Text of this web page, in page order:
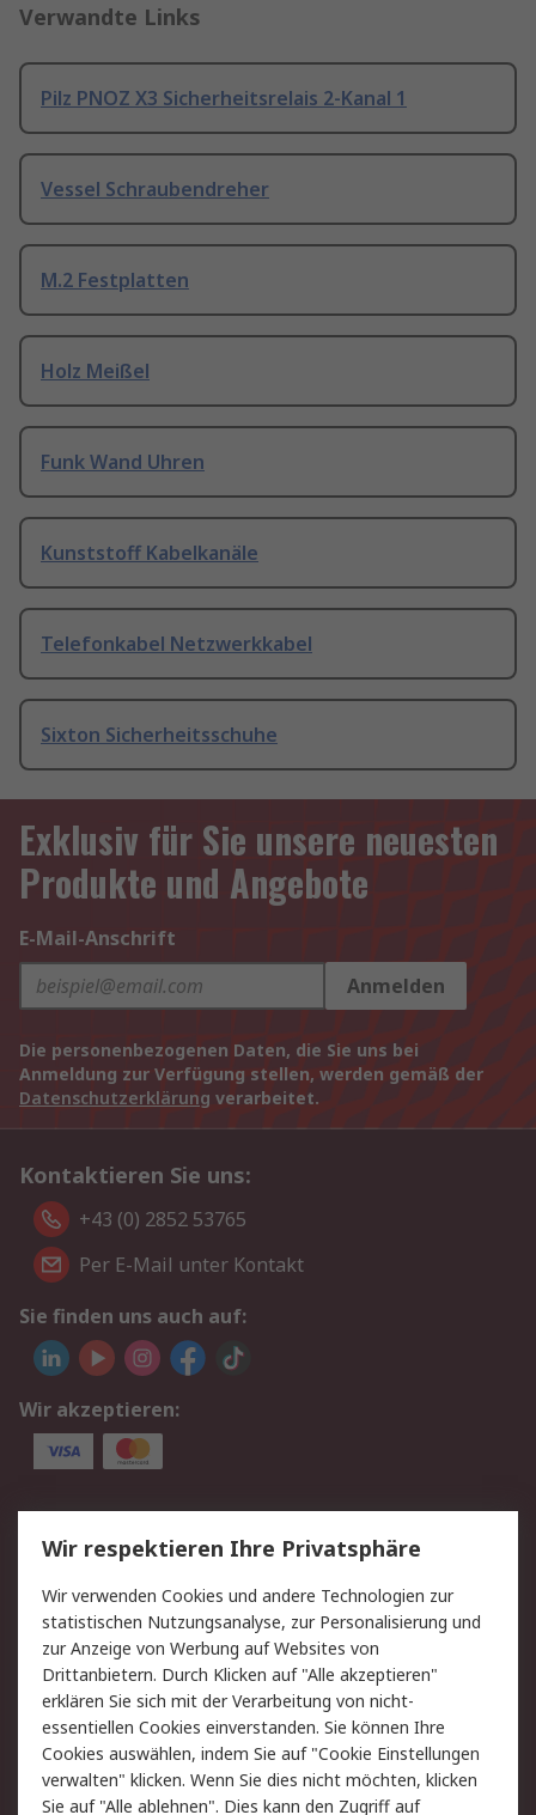
Verwandte Links
Pilz PNOZ X3 Sicherheitsrelais 2-Kanal 1
Vessel Schraubendreher
M.2 Festplatten
Holz Meißel
Funk Wand Uhren
Kunststoff Kabelkanäle
Telefonkabel Netzwerkkabel
Sixton Sicherheitsschuhe
Exklusiv für Sie unsere neuesten
Produkte und Angebote
E-Mail-Anschrift
Anmelden
Die personenbezogenen Daten, die Sie uns bei
Anmeldung zur Verfügung stellen, werden gemäß der
Datenschutzerklärung verarbeitet.
Kontaktieren Sie uns:
+43 (0) 2852 53765
Per E-Mail unter Kontakt
Sie finden uns auch auf:
Wir akzeptieren:
Service
Value Added Services
Lieferlösungen
Rücksendung/Entsorgung Kontakt
Hilfe
Rechtliches
RS Verkaufs- und
Lieferbedingungen
Datenschutz
Cookie-Richtlinie Zahlungsbedingungen
Wir respektieren Ihre Privatsphäre
Wir verwenden Cookies und andere Technologien zur
statistischen Nutzungsanalyse, zur Personalisierung und
zur Anzeige von Werbung auf Websites von
Drittanbietern. Durch Klicken auf "Alle akzeptieren"
erklären Sie sich mit der Verarbeitung von nicht-
essentiellen Cookies einverstanden. Sie können Ihre
Cookies auswählen, indem Sie auf "Cookie Einstellungen
verwalten" klicken. Wenn Sie dies nicht möchten, klicken
Sie auf "Alle ablehnen". Dies kann den Zugriff auf